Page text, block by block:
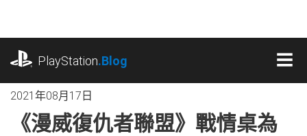
內
PlayStation.Blog
2021年08月17日
《漫威復仇者聯盟》戰情桌為